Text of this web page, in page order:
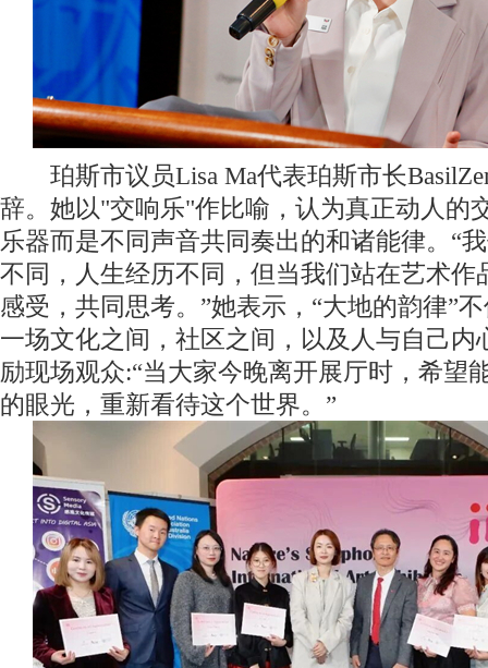
珀斯市议员Lisa Ma代表珀斯市长
辞。她以"交响乐"作比喻，认为真正动人的
乐器而是不同声音共同奏出的和诸能律。“
不同，人生经历不同，但当我们站在艺术作
感受，共同思考。”她表示，“大地的韵律”
一场文化之间，社区之间，以及人与自己内
励现场观众:“当大家今晚离开展厅时，希望
的眼光，重新看待这个世界。”